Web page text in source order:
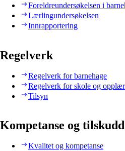
Foreldreundersøkelsen i
Lærlingundersøkelsen
Innrapportering
Regelverk
Regelverk for barnehage
Regelverk for skole og
Tilsyn
Kompetanse og tilskudd
Kvalitet og kompetanse